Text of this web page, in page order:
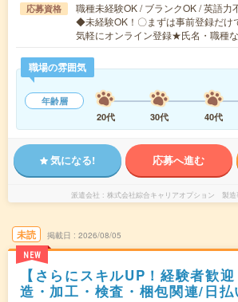
応募資格
職種未経験OK / ブランクOK / 英語力
◆未経験OK！〇まずは事前登録だけ
気軽にオンライン登録★氏名・職種
職場の雰囲気
年齢層
20代
30代 40代
気になる! 応募へ進む
派遣会社 株式会社綜合キャリアオプション 製造
未読
NEW
掲載日 2026/08/05
【さらにスキルUP！経験者歓
造・加工・検査・梱包関連/日